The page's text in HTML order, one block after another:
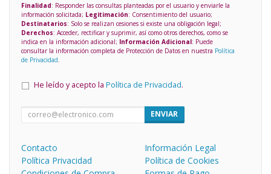
Finalidad: Responder las consultas planteadas por el usuario y enviarle la
información solicitada; Legitimación: Consentimiento del usuario;
Destinatarios: Solo se realizan cesiones si existe una obligación legal;
Derechos: Acceder, rectificar y suprimir, así como otros derechos, como se
indica en la información adicional; Información Adicional: Puede
consultar la información completa de Protección de Datos en nuestra Política
de Privacidad
He leído y acepto la Política de Privacidad.
ENVIAR
Contacto
Información Legal
Política Privacidad
Política de Cookies